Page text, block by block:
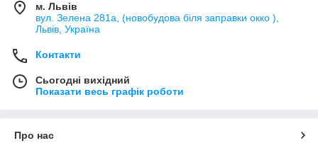
м. Львів
вул. Зелена 281а, (новобудова біля заправки окко ),
Львів, Україна
Контакти
Сьогодні вихідний
Показати весь графік роботи
Про нас